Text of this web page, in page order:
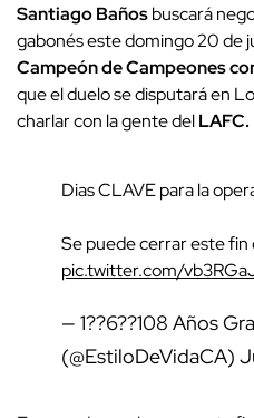
SantiagoBañosbuscará
gabonés este domingo 20 de
Campeón de Campeones
que el duelo se disputará en
charlar con la gente delLAFC.
Dias CLAVE para la
Se puede cerrar este fin
pic.twitter.com/
— 1??6??108 Años
(@EstiloDeVidaCA)